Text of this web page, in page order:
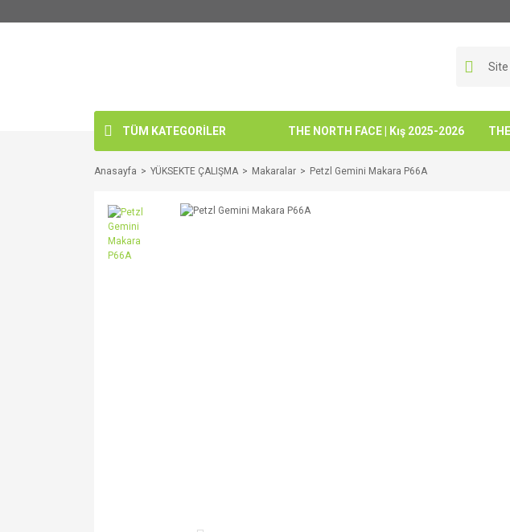
TÜM KATEGORİLER THE NORTH FACE | Kış 2025-2026
Anasayfa YÜKSEKTE ÇALIŞMA Makaralar Petzl Gemini Makara P66A